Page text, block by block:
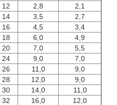
12 2,8
2,1
14 3,5
2,7
16 4,5
3,4
18 6,0
4,9
20 7,0
5,5
24 9,0
7,0
26 11,0
9,0
28 12,0
9,0
30 14,0
11,0
32 16,0
12,0